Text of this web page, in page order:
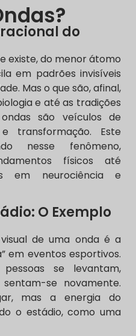
do
existe, do menor átomo
em padrões invisíveis
Mas o que são, afinal,
e até as tradições
são veículos de
transformação. Este
nesse fenômeno,
físicos até
em neurociência e
O Exemplo
de uma onda é a
em eventos esportivos.
se levantam,
se novamente.
mas a energia do
o estádio, como uma